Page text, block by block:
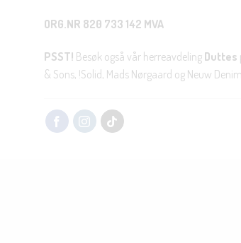
ORG.NR 820 733 142 MVA
PSST! Besøk også vår herreavdeling Duttes
& Sons, !Solid, Mads Nørgaard og Neuw